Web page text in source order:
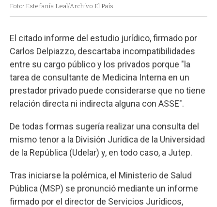
Foto: Estefanía Leal/Archivo El País.
El citado informe del estudio jurídico, firmado por
Carlos Delpiazzo, descartaba incompatibilidades
entre su cargo público y los privados porque "la
tarea de consultante de Medicina Interna en un
prestador privado puede considerarse que no tiene
relación directa ni indirecta alguna con ASSE".
De todas formas sugería realizar una consulta del
mismo tenor a la División Jurídica de la Universidad
de la República (Udelar) y, en todo caso, a Jutep.
Tras iniciarse la polémica, el Ministerio de Salud
Pública (MSP) se pronunció mediante un informe
firmado por el director de Servicios Jurídicos,